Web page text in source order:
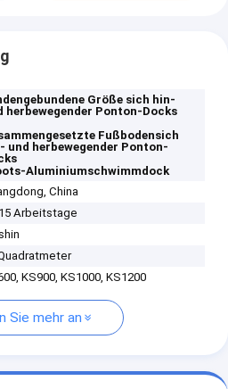
Größe sich hin-
herbewegender Ponton-Docks
Fußbodensich
und herbewegender Ponton-
Aluminiumschwimmdock
China
Arbeitstage
KS900, KS1000, KS1200
Sie mehr an